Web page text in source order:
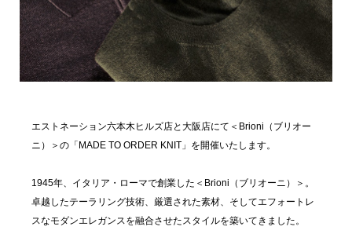
エストネーション六本木ヒルズ店と大阪店にて＜Brioni（ブリオー
ニ）＞の「MADE TO ORDER KNIT」を開催いたします。
1945年、イタリア・ローマで創業した＜Brioni（ブリオーニ）＞。
卓越したテーラリング技術、厳選された素材、そしてエフォートレ
スなモダンエレガンスを融合させたスタイルを築いてきました。